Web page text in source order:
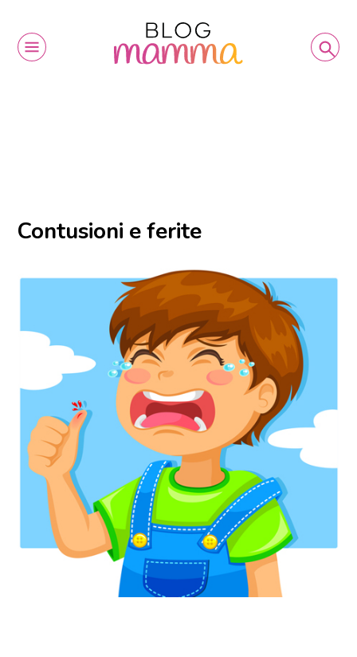
Contusioni e ferite